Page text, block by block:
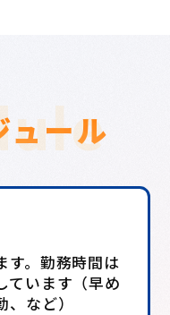
ュール
す。勤務時間は
ています（早め
など）